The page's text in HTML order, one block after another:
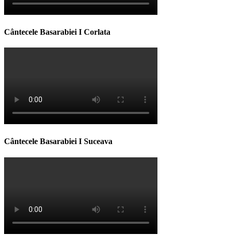
Cântecele Basarabiei I Corlata
Cântecele Basarabiei I Suceava